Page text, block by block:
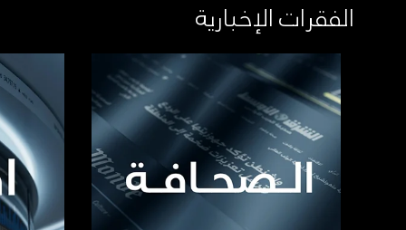
الفقرات الإخبارية